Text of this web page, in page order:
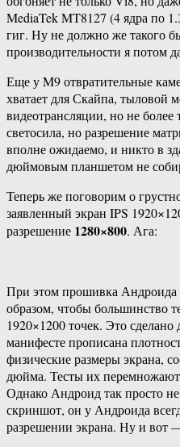
MediaTek MT8127 (4 ядра по
гиг. Ну не должно же такого
производительности я потом
Еще у M9 отвратительные
хватает для Скайпа, тыловой
видеотрансляции, но не
светосила, но разрешение
вполне ожидаемо, и никто в
дюймовым планшетом не
Теперь же поговорим о
заявленный экран IPS
разрешение 1280×800. Ага:
При этом прошивка Андроида
образом, чтобы большинство
1920×1200 точек. Это
манифесте прописана
физические размеры экрана,
дюйма. Тесты их
Однако Андроид так просто
скриншот, он у Андроида
разрешении экрана. Ну и вот